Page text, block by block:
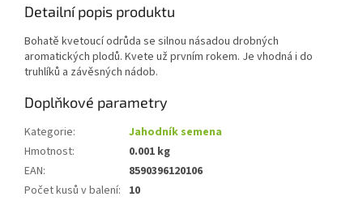
Detailní popis produktu
Bohatě kvetoucí odrůda se silnou násadou drobných
aromatických plodů. Kvete už prvním rokem. Je vhodná i do
truhlíků a závěsných nádob.
Doplňkové parametry
Kategorie:
Jahodník semena
Hmotnost:
0.001 kg
EAN:
8590396120106
Počet kusů v balení: 10